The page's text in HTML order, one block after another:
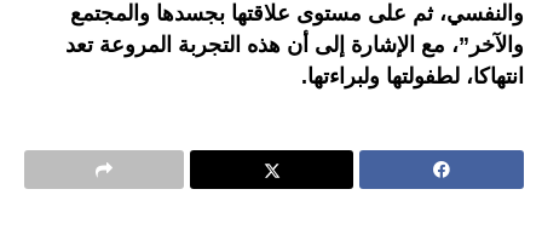
والنفسي، ثم على مستوى علاقتها بجسدها والمجتمع
والآخر”، مع الإشارة إلى أن هذه التجربة المروعة تعد
انتهاكا، لطفولتها ولبراءتها.